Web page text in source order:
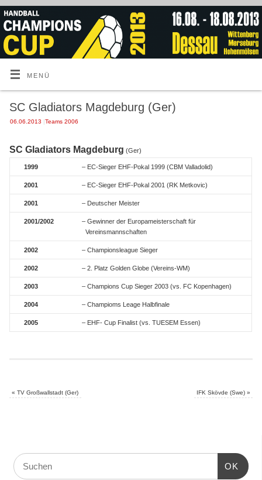
MENÜ
SC Gladiators Magdeburg (Ger)
06.06.2013 |Teams 2006
SC Gladiators Magdeburg (Ger)
1999 – EC-Sieger EHF-Pokal 1999 (CBM Valladolid)
2001 – EC-Sieger EHF-Pokal 2001 (RK Metkovic)
2001 – Deutscher Meister
2001/2002
– Gewinner der Europameisterschaft für
Vereinsmannschaften
2002 – Championsleague Sieger
2002 – 2. Platz Golden Globe (Vereins-WM)
2003 – Champions Cup Sieger 2003 (vs. FC Kopenhagen)
2004 – Champioms Leage Halbfinale
2005 – EHF- Cup Finalist (vs. TUESEM Essen)
« TV Großwallstadt (Ger) IFK Skövde (Swe) »
OK